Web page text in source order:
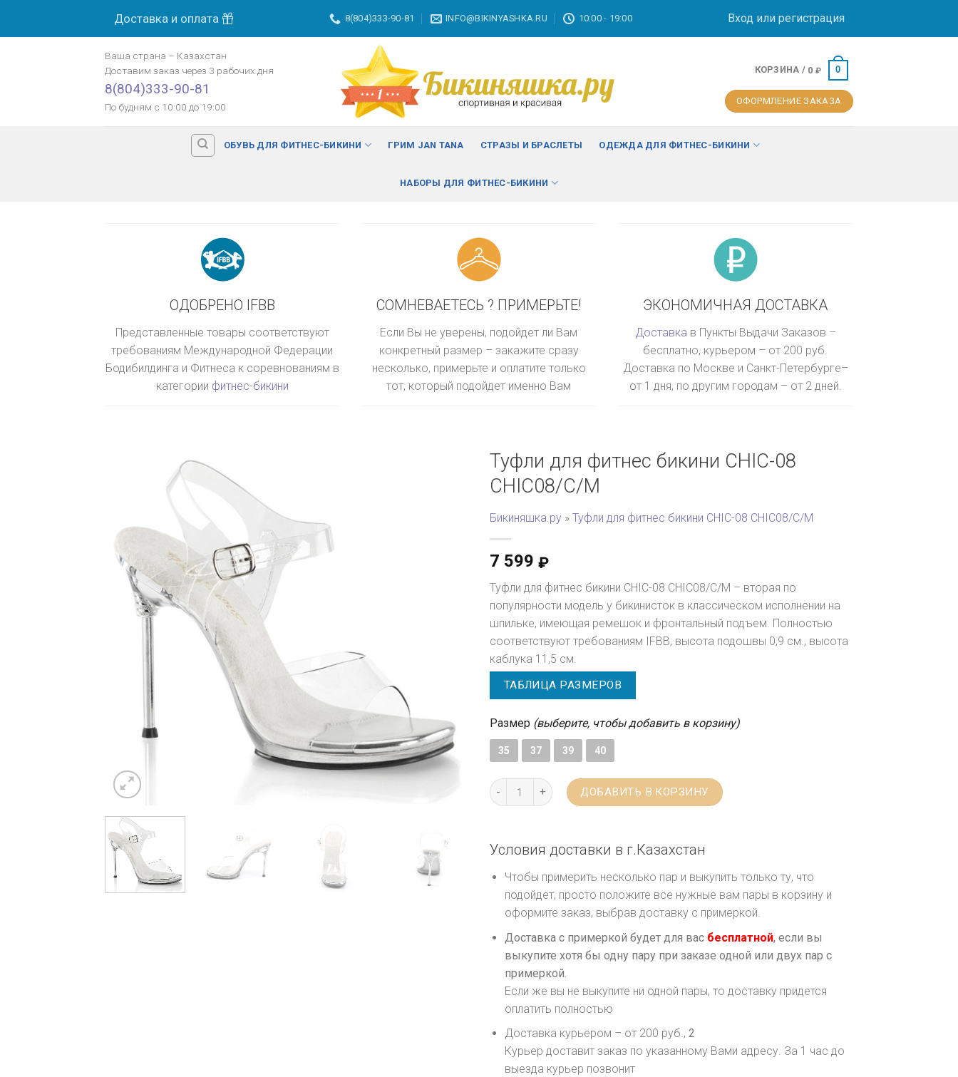
Доставка и оплата 8(804)333-90-81 INFO@BIKINYASHKA.RU 10:00 - 19:00 Вход или регистрация
Ваша страна – Казахстан
Доставим заказ через 3 рабочих дня
8(804)333-90-81
По будням с 10:00 до 19:00
КОРЗИНА / 0 ₽ 0
ОФОРМЛЕНИЕ ЗАКАЗА
ОБУВЬ ДЛЯ ФИТНЕС-БИКИНИ ГРИМ JAN TANA СТРАЗЫ И БРАСЛЕТЫ ОДЕЖДА ДЛЯ ФИТНЕС-БИКИНИ
НАБОРЫ ДЛЯ ФИТНЕС-БИКИНИ
ОДОБРЕНО IFBB
Представленные товары соответствуют
требованиям Международной Федерации
Бодибилдинга и Фитнеса к соревнованиям в
категории фитнес-бикини
СОМНЕВАЕТЕСЬ ? ПРИМЕРЬТЕ!
Если Вы не уверены, подойдет ли Вам
конкретный размер – закажите сразу
несколько, примерьте и оплатите только
тот, который подойдет именно Вам
ЭКОНОМИЧНАЯ ДОСТАВКА
Доставка в Пункты Выдачи Заказов –
бесплатно, курьером – от 200 руб.
Доставка по Москве и Санкт-Петербурге–
от 1 дня, по другим городам – от 2 дней.
Туфли для фитнес бикини CHIC-08
CHIC08/C/M
Бикиняшка.ру » Туфли для фитнес бикини CHIC-08 CHIC08/C/M
7 599 ₽
Туфли для фитнес бикини CHIC-08 CHIC08/C/M – вторая по
популярности модель у бикинисток в классическом исполнении на
шпильке, имеющая ремешок и фронтальный подъем. Полностью
соответствуют требованиям IFBB, высота подошвы 0,9 см., высота
каблука 11,5 см.
ТАБЛИЦА РАЗМЕРОВ
Размер (выберите, чтобы добавить в корзину)
35 37 39 40
ДОБАВИТЬ В КОРЗИНУ
МОСКВА изменить
Оплата картой банка
Условия доставки в г.Казахстан
Чтобы примерить несколько пар и выкупить только ту, что
подойдет, просто положите все нужные вам пары в корзину и
оформите заказ, выбрав доставку с примеркой.
Доставка с примеркой будет для вас бесплатной, если вы
выкупите хотя бы одну пару при заказе одной или двух пар с
примеркой.
Если же вы не выкупите ни одной пары, то доставку придется
оплатить полностью
Доставка курьером – от 200 руб., 2
Курьер доставит заказ по указанному Вами адресу. За 1 час до
выезда курьер позвонит